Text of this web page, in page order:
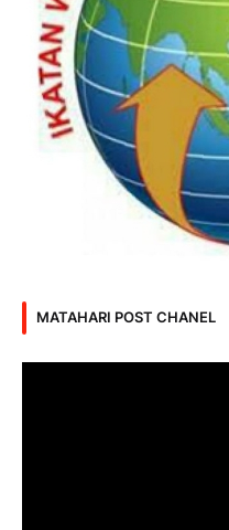
MATAHARI POST CHANEL